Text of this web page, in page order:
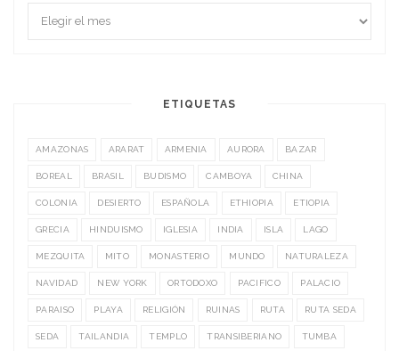
ETIQUETAS
AMAZONAS ARARAT ARMENIA AURORA BAZAR
BOREAL BRASIL BUDISMO CAMBOYA CHINA
COLONIA DESIERTO ESPAÑOLA ETHIOPIA ETIOPIA
GRECIA HINDUISMO IGLESIA INDIA ISLA LAGO
MEZQUITA MITO MONASTERIO MUNDO NATURALEZA
NAVIDAD NEW YORK ORTODOXO PACIFICO PALACIO
PARAISO PLAYA RELIGIÓN RUINAS RUTA RUTA SEDA
SEDA TAILANDIA TEMPLO TRANSIBERIANO TUMBA